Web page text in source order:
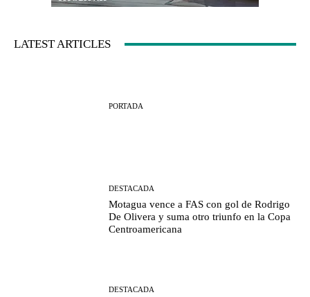
LATEST ARTICLES
PORTADA
DESTACADA
Motagua vence a FAS con gol de Rodrigo
De Olivera y suma otro triunfo en la Copa
Centroamericana
DESTACADA